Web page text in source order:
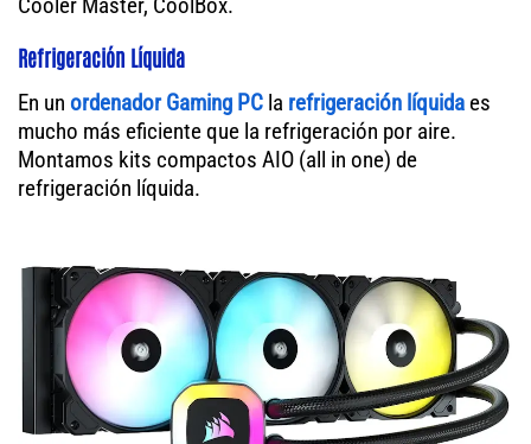
Cooler Master, CoolBox.
Refrigeración Líquida
En un ordenador Gaming PC la refrigeración líquida es
mucho más eficiente que la refrigeración por aire.
Montamos kits compactos AIO (all in one) de
refrigeración líquida.